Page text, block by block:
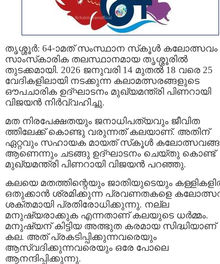
തൃശ്ശൂർ: 64-ാമത് സംസ്ഥാന സ്‌കൂൾ കലോത്സവം
സാംസ്‌കാരിക തലസ്ഥാനമായ തൃശ്ശൂരിൽ
തുടക്കമായി. 2026 ജനുവരി 14 മുതല്‍ 18 വരെ 25
വേദികളിലായി നടക്കുന്ന കലാമത്സരങ്ങളുടെ
ഔപചാരിക ഉദ്ഘാടനം മുഖ്യമന്ത്രി പിണറായി
വിജയൻ നിർവ്വഹിച്ചു.
മത നിരപേക്ഷതയും ജനാധിപത്യവും ജീവിത
ത്തിലേക്ക് കൊണ്ടു വരുന്നത് കലയാണ്. അതിന്
ഏറ്റവും സഹായക മായത് സ്‌കൂള്‍
ആണെന്നും ചടങ്ങു ഉദ്ഘാടനം ചെയ്തു കൊണ്ട്
മുഖ്യമന്ത്രി പിണറായി വിജയൻ പറഞ്ഞു.
കലയെ മതത്തിന്റെയും ജാതിയുടെയും
ഒതുക്കാന്‍ ശ്രമിക്കുന്ന പ്രവണതകളെ
ശക്തമായി പ്രതിരോധിക്കുന്നു. നല്ല
മനുഷ്യരാക്കുക എന്നതാണ് കലയുടെ ധർമ്മം.
മനുഷ്യന് കിട്ടിയ അത്ഭുത കരമായ സിദ്ധിയാണ്
കല. അത് പ്രകടിപ്പിക്കുന്നവരെയും
ആസ്വദിക്കുന്നവരെയും ഒരേ പോലെ
ആനന്ദിപ്പിക്കുന്നു.